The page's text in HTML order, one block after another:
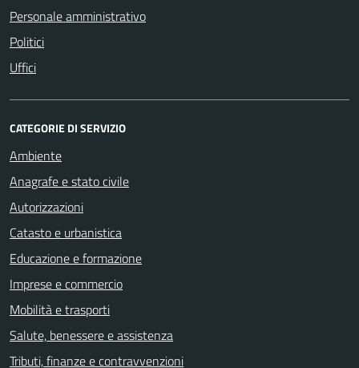
Personale amministrativo
Politici
Uffici
CATEGORIE DI SERVIZIO
Ambiente
Anagrafe e stato civile
Autorizzazioni
Catasto e urbanistica
Educazione e formazione
Imprese e commercio
Mobilità e trasporti
Salute, benessere e assistenza
Tributi, finanze e contravvenzioni